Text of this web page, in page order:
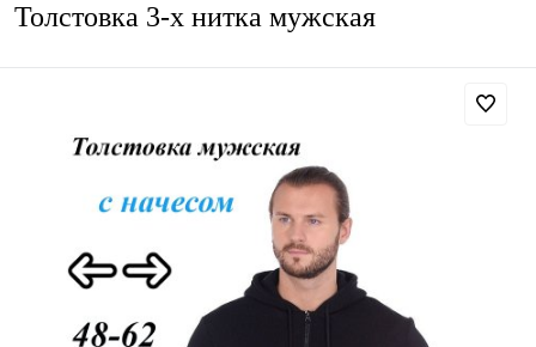
Толстовка 3-х нитка мужская